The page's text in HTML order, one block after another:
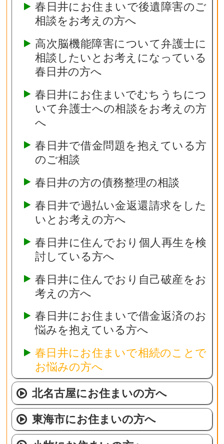
春日井にお住まいで後遺障害のご
相談をお考えの方へ
高次脳機能障害について弁護士に
相談したいとお考えになっている
春日井の方へ
春日井にお住まいでむちうちにつ
いて弁護士への相談をお考えの方
へ
春日井で借金問題を抱えている方
のご相談
春日井の方の債務整理の相談
春日井で過払い金返還請求をした
いとお考えの方へ
春日井に住んでおり個人再生を検
討している方へ
春日井に住んでおり自己破産をお
考えの方へ
春日井にお住まいで借金返済のお
悩みを抱えている方へ
春日井にお住まいで相続のことで
お悩みの方へ
北名古屋にお住まいの方へ
東海市にお住まいの方へ